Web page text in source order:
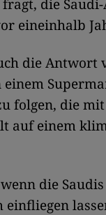
fragt, die
eineinhalb
die Antwort
folgen, die
auf einem
die